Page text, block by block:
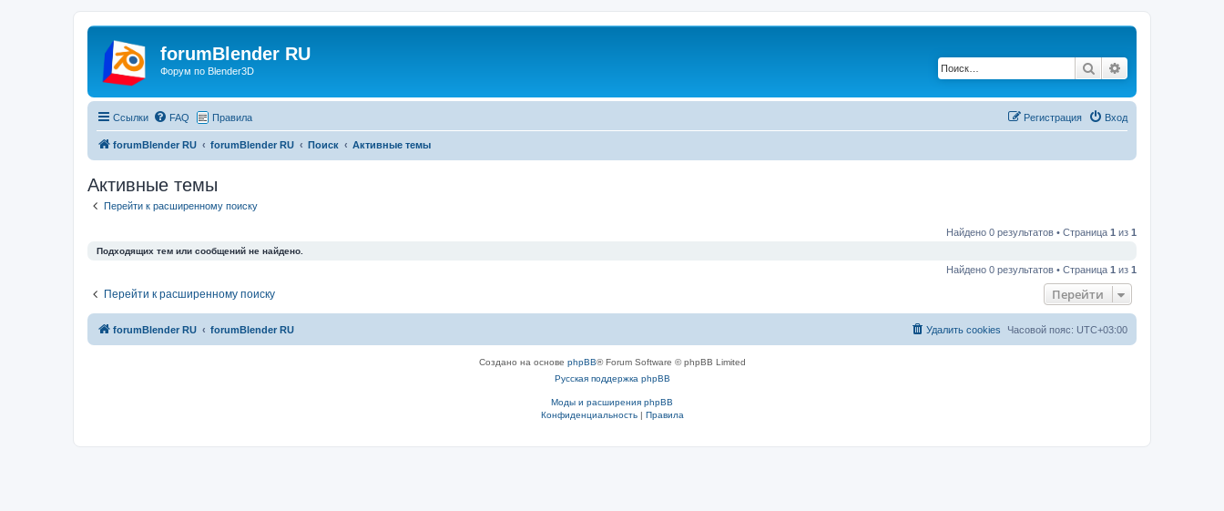
forumBlender RU
Форум по Blender3D Поиск
Ссылки FAQ Правила Вход
Регистрация
forumBlender RU forumBlender RU Поиск Активные темы
Активные темы
Перейти к расширенному поиску
Найдено 0 результатов • Страница 1 из 1
Подходящих тем или сообщений не найдено.
Найдено 0 результатов • Страница 1 из 1
Перейти к расширенному поиску Перейти
forumBlender RU forumBlender RU Часовой пояс: UTC+03:00
Удалить cookies
Создано на основе phpBB® Forum Software © phpBB Limited
Русская поддержка phpBB
Моды и расширения phpBB
Конфиденциальность| Правила